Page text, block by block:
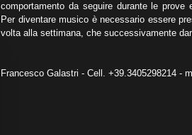
comportamento da seguire durante le
Per diventare musico è necessario essere
volta alla settimana, che successivamente
Francesco Galastri - Cell. +39.3405298214 -